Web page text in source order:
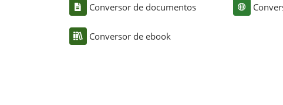
Conversor de documentos
Conversor de ebook